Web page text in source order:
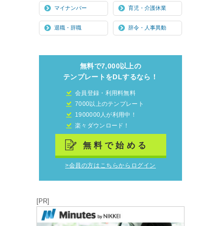
マイナンバー 育児・介護休業
退職・辞職 辞令・人事異動
無料で7,000以上の
テンプレートをDLするなら！
会員登録・利用料無料
7000以上のテンプレート
1900000人が利用中！
楽々ダウンロード！
無料で始める
>会員の方はこちらからログイン
[PR]